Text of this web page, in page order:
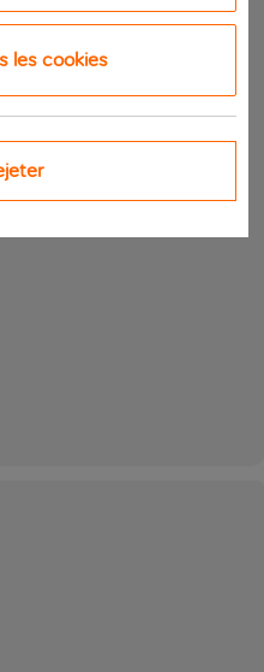
les cookies